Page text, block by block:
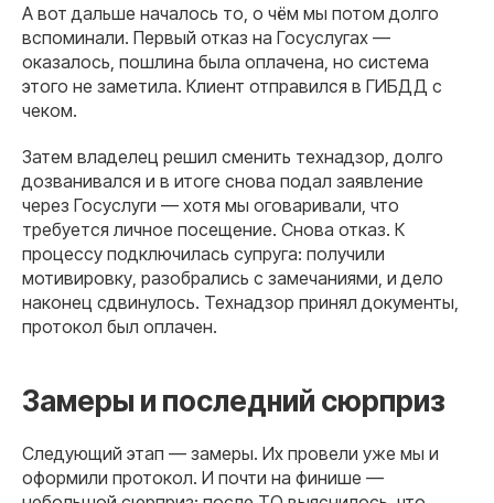
А вот дальше началось то, о чём мы потом долго
вспоминали. Первый отказ на Госуслугах —
оказалось, пошлина была оплачена, но система
этого не заметила. Клиент отправился в ГИБДД с
чеком.
Затем владелец решил сменить технадзор, долго
дозванивался и в итоге снова подал заявление
через Госуслуги — хотя мы оговаривали, что
требуется личное посещение. Снова отказ. К
процессу подключилась супруга: получили
мотивировку, разобрались с замечаниями, и дело
наконец сдвинулось. Технадзор принял документы,
протокол был оплачен.
Замеры и последний сюрприз
Следующий этап — замеры. Их провели уже мы и
оформили протокол. И почти на финише —